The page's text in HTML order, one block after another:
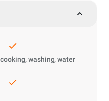
washing, water